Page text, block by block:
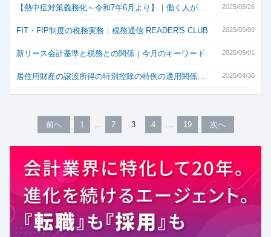
2025/05/26
【熱中症対策義務化～令和7年6月より】｜働く人が…
2025/05/09
FIT・FIP制度の税務実務｜税務通信 READER'S CLUB
2025/05/01
新リース会計基準と税務との関係｜今月のキーワード
2025/04/30
居住用財産の譲渡所得の特別控除の特例の適用関係…
前へ 1 2 3 4 19 次へ